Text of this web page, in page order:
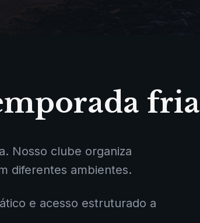
fria
Nosso clube organiza
diferentes ambientes.
e acesso estruturado a